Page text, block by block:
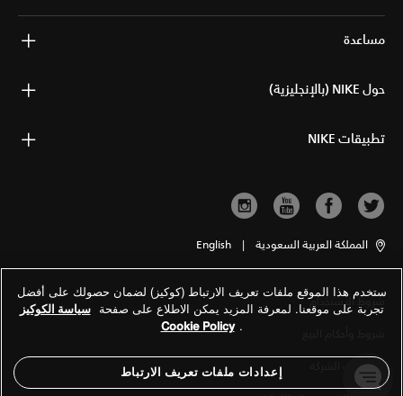
مساعدة
حول NIKE (بالإنجليزية)
تطبيقات NIKE
المملكة العربية السعودية |
English
شروط الاستخدام
معلومات الشركة
ستخدم هذا الموقع ملفات تعريف الارتباط (كوكيز) لضمان حصولك على أفضل
تجربة على موقعنا. لمعرفة المزيد يمكن الاطلاع على صفحة سياسة الكوكيز
.
Cookie Policy
إعدادات ملفات تعريف الارتباط